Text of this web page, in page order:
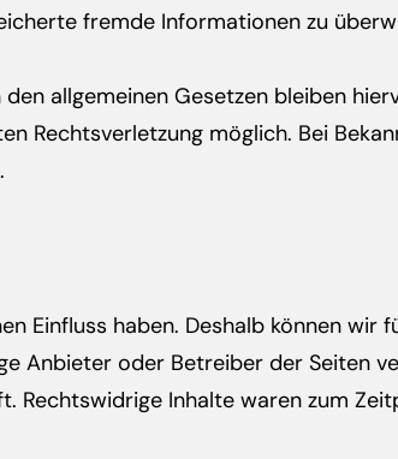
fremde Informationen zu
allgemeinen Gesetzen bleiben
Rechtsverletzung möglich. Bei
Einfluss haben. Deshalb können wir
Anbieter oder Betreiber der Seiten
Inhalte waren zum